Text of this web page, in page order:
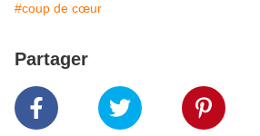
#coup de cœur
Partager